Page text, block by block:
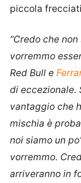
piccola
“Credo che
vorremmo
Red Bull e
di eccezionale.
vantaggio che
mischia è
noi siamo un
vorremmo.
arriveranno in